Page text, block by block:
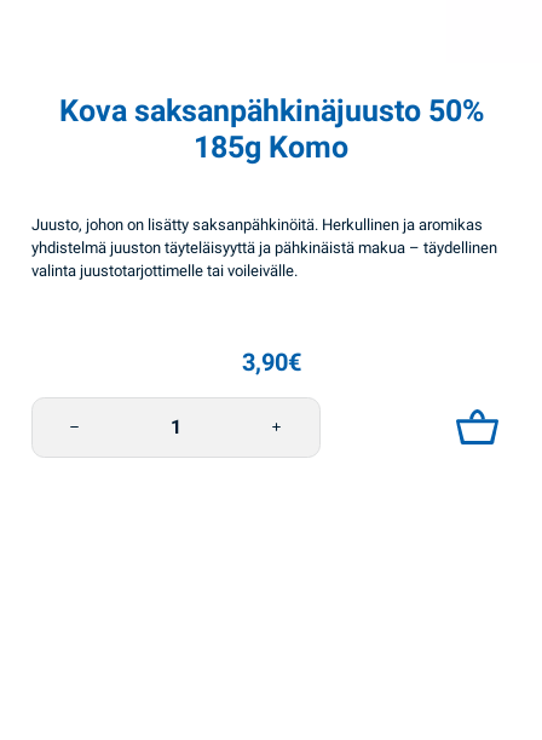
Kova saksanpähkinäjuusto 50%
185g Komo
Juusto, johon on lisätty saksanpähkinöitä. Herkullinen ja aromikas
yhdistelmä juuston täyteläisyyttä ja pähkinäistä makua – täydellinen
valinta juustotarjottimelle tai voileivälle.
3,90€
Kova saksanpähkinäjuusto 50% 185g Komo määrä